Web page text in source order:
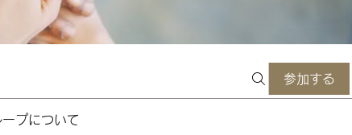
参加する
ープについて